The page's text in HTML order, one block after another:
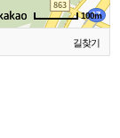
100m
길찾기